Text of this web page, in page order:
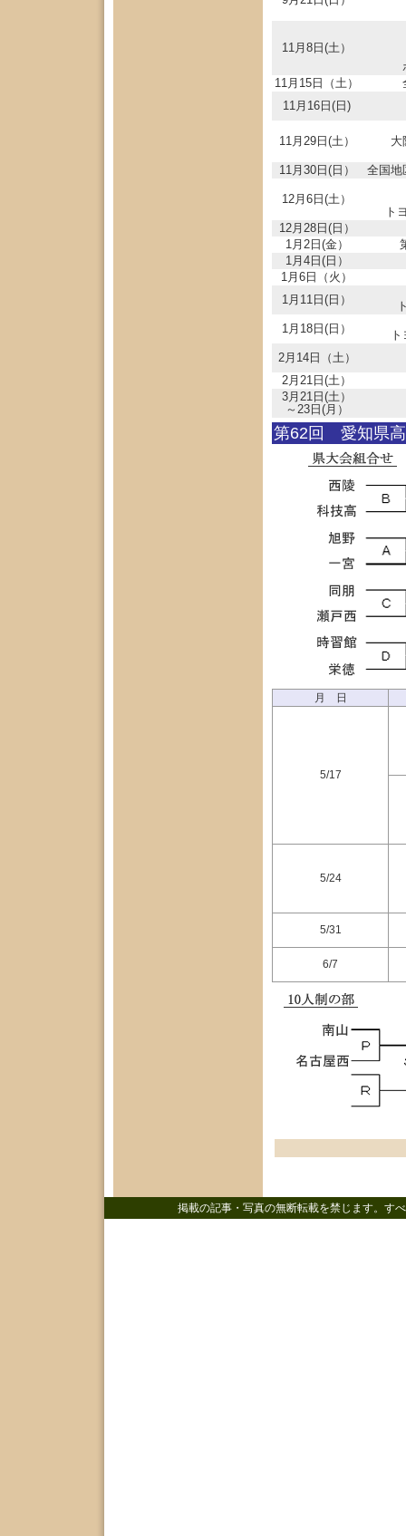
11月8日(土）
11月15日（土）
11月16日(日)
11月29日(土）
11月30日(日） 全国
12月6日(土）
ト
12月28日(日）
1月2日(金）
1月4日(日）
1月6日（火）
1月11日(日）
1月18日(日）
2月14日（土）
2月21日(土）
3月21日(土）
～23日(月）
第62回 愛知県高
月 日
5/17
5/24
5/31
6/7
掲載の記事・写真の無断転載を禁じます。す